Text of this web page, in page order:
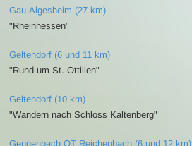
Gau-Algesheim (27 km)
"Rheinhessen"
Geltendorf (6 und 11 km)
"Rund um St. Ottilien"
Geltendorf (10 km)
"Wandern nach Schloss Kaltenberg"
Gengenbach OT Reichenbach (6 und 12 km)